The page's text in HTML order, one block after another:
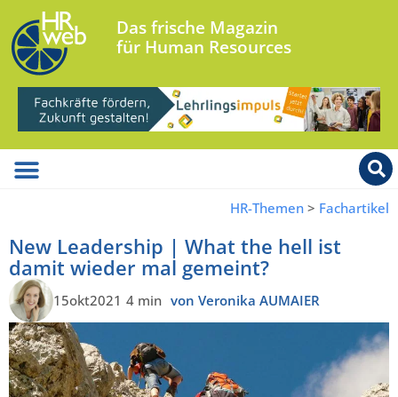
Das frische Magazin
für Human Resources
HR-Themen > Fachartikel
New Leadership | What the hell ist
damit wieder mal gemeint?
15okt2021 4 min von Veronika AUMAIER